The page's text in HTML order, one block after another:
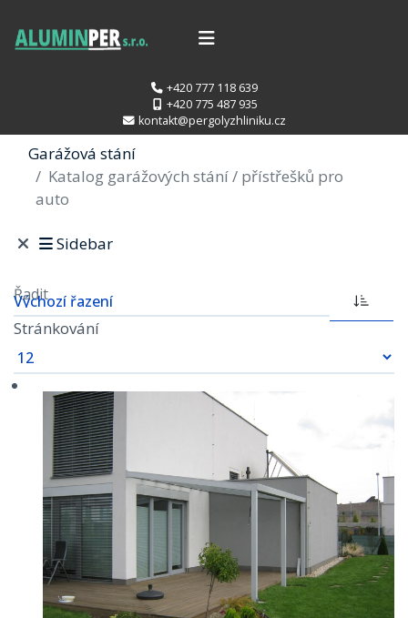
+420 777 118 639
+420 775 487 935
kontakt@pergolyzhliniku.cz
Garážová stání
Katalog garážových stání / přístřešků pro
auto
Sidebar
Řadit
Stránkování